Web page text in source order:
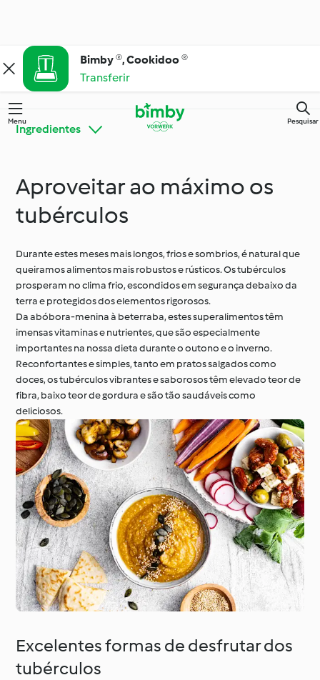
Bimby ®, Cookidoo ®
Transferir
Menu Pesquisar
Ingredientes
Conheça o Cookidoo®
Bimby® Dicas e
Truques
Ingredientes
dias
Dietas e tendências
Ocasiões especiais e
estações
À volta do mundo com
o Cookidoo®
Aprenda com o
Cookidoo®
Aproveitar ao máximo os
tubérculos
Durante estes meses mais longos, frios e sombrios, é natural que
queiramos alimentos mais robustos e rústicos. Os tubérculos
prosperam no clima frio, escondidos em segurança debaixo da
terra e protegidos dos elementos rigorosos.
Da abóbora-menina à beterraba, estes superalimentos têm
imensas vitaminas e nutrientes, que são especialmente
importantes na nossa dieta durante o outono e o inverno.
Reconfortantes e simples, tanto em pratos salgados como
doces, os tubérculos vibrantes e saborosos têm elevado teor de
fibra, baixo teor de gordura e são tão saudáveis como
deliciosos.
Excelentes formas de desfrutar dos
tubérculos